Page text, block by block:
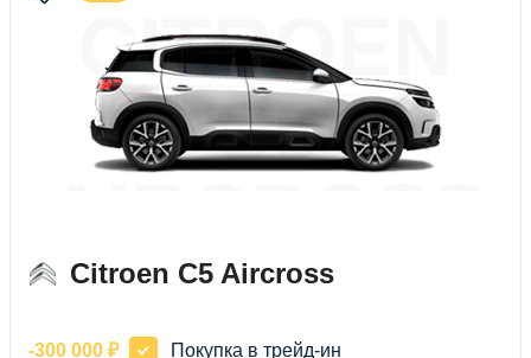
CITROEN
C5
Citroen C5 Aircross
-300 000 ₽
Покупка в трейд-ин